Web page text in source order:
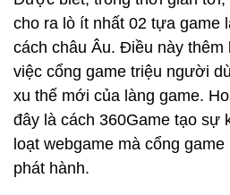
cho ra lò ít nhất 02 tựa game
cách châu Âu. Điều này thêm
việc cổng game triệu người
xu thế mới của làng game.
đây là cách 360Game tạo sự
loạt webgame mà cổng
phát hành.